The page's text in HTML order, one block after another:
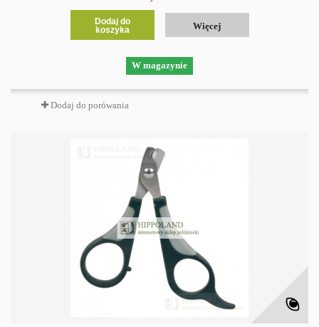
Dodaj do
koszyka
Więcej
W magazynie
Dodaj do porówania